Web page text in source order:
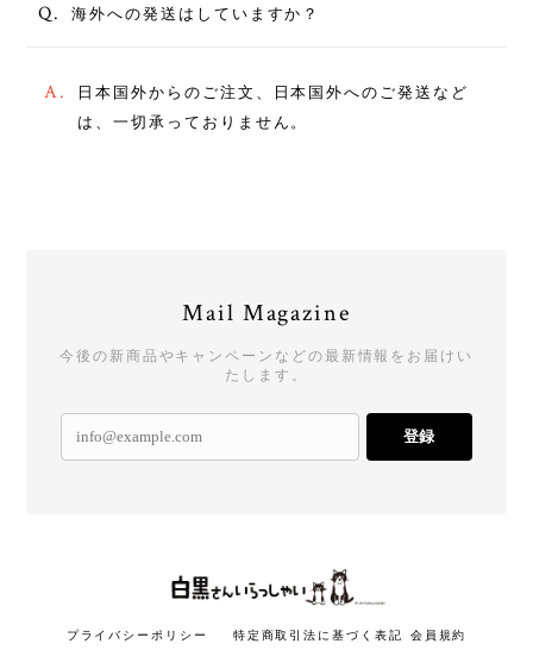
Q. 海外への発送はしていますか？
A.
日本国外からのご注文、日本国外へのご発送など
は、一切承っておりません。
Mail Magazine
今後の新商品やキャンペーンなどの最新情報をお届けい
たします。
登録
プライバシーポリシー 特定商取引法に基づく表記 会員規約